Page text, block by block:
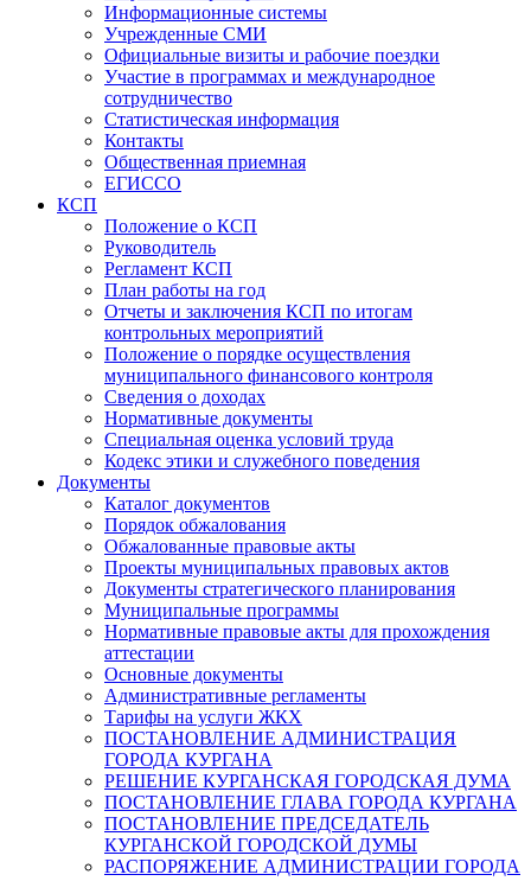
Информационные системы
Учрежденные СМИ
Официальные визиты и рабочие поездки
Участие в программах и международное
сотрудничество
Статистическая информация
Контакты
Общественная приемная
ЕГИССО
КСП
Положение о КСП
Руководитель
Регламент КСП
План работы на год
Отчеты и заключения КСП по итогам
контрольных мероприятий
Положение о порядке осуществления
муниципального финансового контроля
Сведения о доходах
Нормативные документы
Специальная оценка условий труда
Кодекс этики и служебного поведения
Документы
Каталог документов
Порядок обжалования
Обжалованные правовые акты
Проекты муниципальных правовых актов
Документы стратегического планирования
Муниципальные программы
Нормативные правовые акты для прохождения
аттестации
Основные документы
Административные регламенты
Тарифы на услуги ЖКХ
ПОСТАНОВЛЕНИЕ АДМИНИСТРАЦИЯ
ГОРОДА КУРГАНА
РЕШЕНИЕ КУРГАНСКАЯ ГОРОДСКАЯ ДУМА
ПОСТАНОВЛЕНИЕ ГЛАВА ГОРОДА КУРГАНА
ПОСТАНОВЛЕНИЕ ПРЕДСЕДАТЕЛЬ
КУРГАНСКОЙ ГОРОДСКОЙ ДУМЫ
РАСПОРЯЖЕНИЕ АДМИНИСТРАЦИИ ГОРОДА